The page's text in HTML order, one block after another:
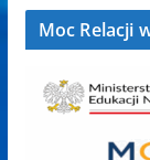
Moc Relacji